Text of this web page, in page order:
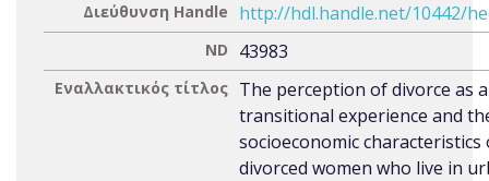
Διεύθυνση Handle http://hdl.handle.net/10442/
ND 43983
Εναλλακτικός τίτλος The perception of divorce as a
transitional experience and
socioeconomic characteristics
divorced women who live in